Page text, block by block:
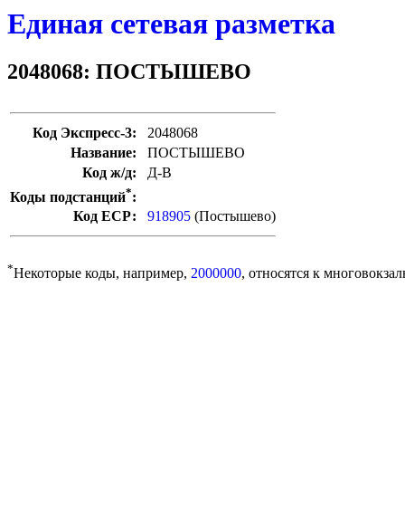
Единая сетевая разметка
2048068: ПОСТЫШЕВО
Код Экспресс-3:
2048068
Название:
ПОСТЫШЕВО
Код ж/д:
Д-В
Коды подстанций*:
Код ЕСР:
918905 (Постышево)
*Некоторые коды, например, 2000000, относятся к